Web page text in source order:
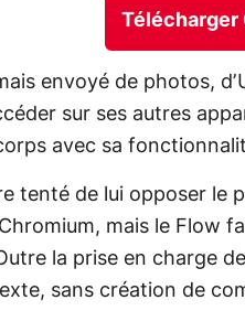
Télécharger
envoyé de photos,
sur ses autres
avec sa
tenté de lui opposer le
mais le Flow
la prise en charge
sans création de